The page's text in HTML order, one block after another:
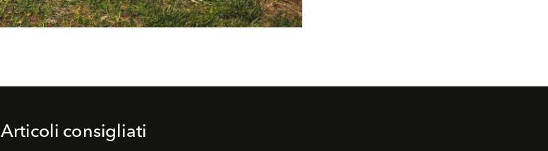
Articoli consigliati